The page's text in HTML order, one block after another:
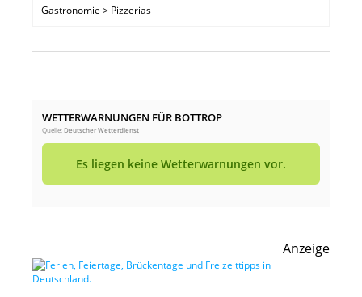
Gastronomie > Pizzerias
WETTERWARNUNGEN FÜR BOTTROP
Quelle:Deutscher Wetterdienst
Es liegen keine Wetterwarnungen vor.
Anzeige